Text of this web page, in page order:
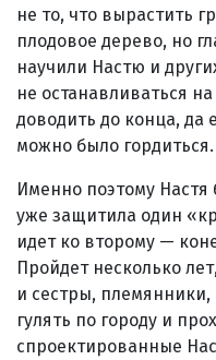
не то, что вырастить
плодовое дерево, но
научили Настю и
не останавливаться
доводить до конца, да
можно было гордиться.
Именно поэтому
уже защитила один
идет ко второму —
Пройдет несколько
и сестры, племянники,
гулять по городу и
спроектированные